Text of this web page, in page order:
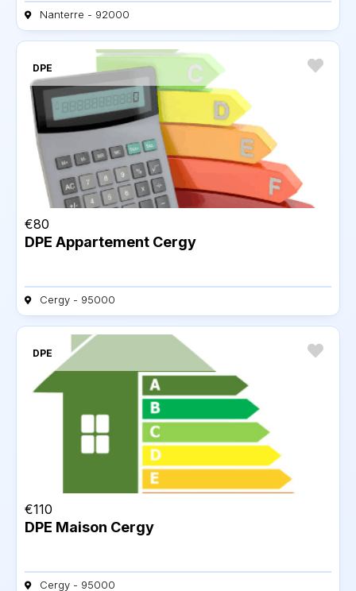
Nanterre - 92000
DPE
€80
DPE Appartement Cergy
Cergy - 95000
DPE
€110
DPE Maison Cergy
Cergy - 95000